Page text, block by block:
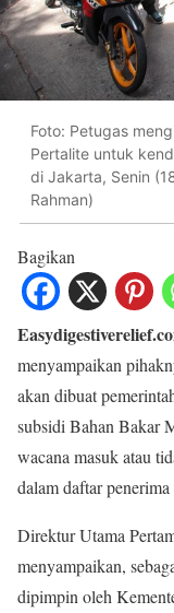
Foto: Petugas
Pertalite untuk
di Jakarta, Senin
Rahman)
Bagikan
menyampaikan
akan dibuat
subsidi Bahan Bakar
wacana masuk atau
dalam daftar penerima
Direktur Utama
menyampaikan,
dipimpin oleh